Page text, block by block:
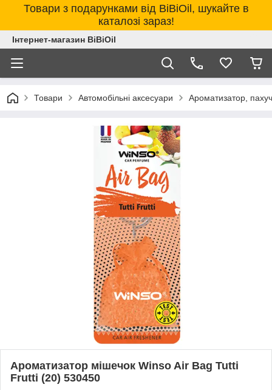
Товари з подарунками від BiBiOil, шукайте в
каталозі зараз!
Інтернет-магазин BiBiOil
Товари Автомобільні аксесуари Ароматизатор,
Ароматизатор мішечок Winso Air Bag Tutti
Frutti (20) 530450